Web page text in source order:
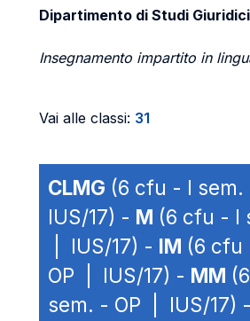
Dipartimento di Studi Giuridici
Insegnamento impartito in
Vai alle classi: 31
CLMG (6 cfu - I sem.
IUS/17) - M (6 cfu - I
| IUS/17) - IM (6 cfu
OP | IUS/17) - MM
sem. - OP | IUS/17) -